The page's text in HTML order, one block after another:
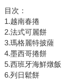
目次：
1.越南春捲
2.法式可麗餅
3.瑪格麗特披薩
4.墨西哥捲餅
5.西班牙海鮮燉飯
6.列日鬆餅